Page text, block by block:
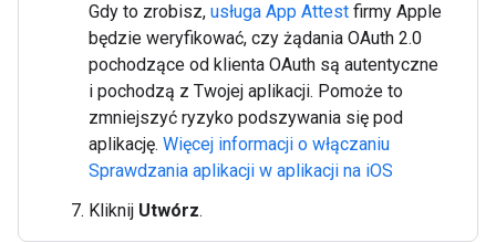
Gdy to zrobisz, usługa App Attest firmy Apple
będzie weryfikować, czy żądania OAuth 2.0
pochodzące od klienta OAuth są autentyczne
i pochodzą z Twojej aplikacji. Pomoże to
zmniejszyć ryzyko podszywania się pod
aplikację. Więcej informacji o włączaniu
Sprawdzania aplikacji w aplikacji na iOS
Kliknij Utwórz.